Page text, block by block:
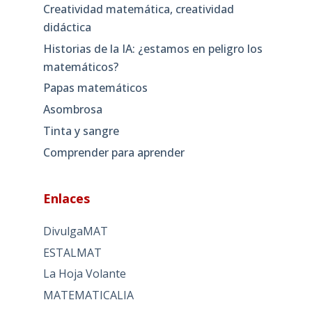
Creatividad matemática, creatividad
didáctica
Historias de la IA: ¿estamos en peligro los
matemáticos?
Papas matemáticos
Asombrosa
Tinta y sangre
Comprender para aprender
Enlaces
DivulgaMAT
ESTALMAT
La Hoja Volante
MATEMATICALIA